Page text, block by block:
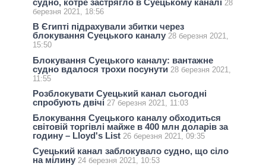
судно, котре застрягло в Суецькому каналі 28
березня 2021, 18:56
В Єгипті підрахували збитки через
блокування Суецького каналу 28 березня 2021,
15:50
Блокування Суецького каналу: вантажне
судно вдалося трохи посунути 28 березня 2021,
11:55
Розблокувати Суецький канал сьогодні
спробують двічі 27 березня 2021, 11:03
Блокування Суецького каналу обходиться
світовій торгівлі майже в 400 млн доларів за
годину – Lloyd's List 26 березня 2021, 09:35
Суецький канал заблокувало судно, що сіло
на мілину 24 березня 2021, 10:53